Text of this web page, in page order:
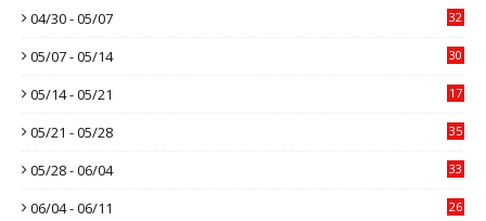
04/30 - 05/07 32
05/07 - 05/14 30
05/14 - 05/21 17
05/21 - 05/28 35
05/28 - 06/04 33
06/04 - 06/11 26